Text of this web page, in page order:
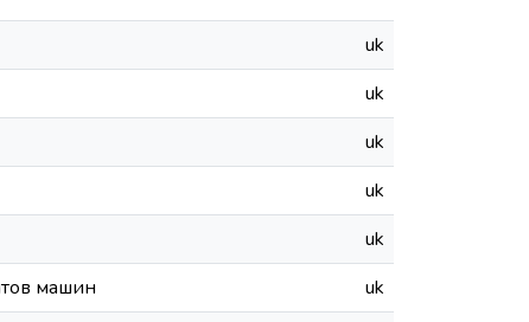
uk
uk
uk
uk
uk
машин uk